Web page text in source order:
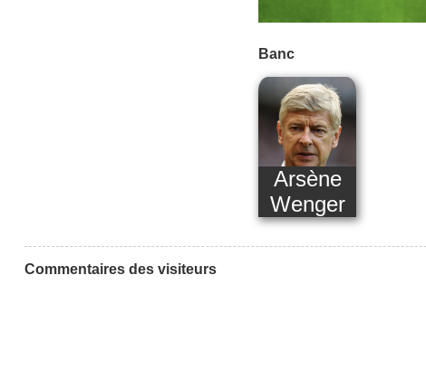
Banc
Arsène
Wenger
Commentaires des visiteurs